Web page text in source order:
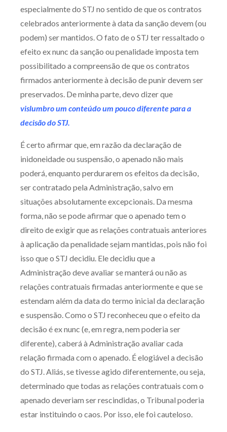
especialmente do STJ no sentido de que os contratos
celebrados anteriormente à data da sanção devem (ou
podem) ser mantidos. O fato de o STJ ter ressaltado o
efeito ex nunc da sanção ou penalidade imposta tem
possibilitado a compreensão de que os contratos
firmados anteriormente à decisão de punir devem ser
preservados. De minha parte, devo dizer que
vislumbro um conteúdo um pouco diferente para a
decisão do STJ.
É certo afirmar que, em razão da declaração de
inidoneidade ou suspensão, o apenado não mais
poderá, enquanto perdurarem os efeitos da decisão,
ser contratado pela Administração, salvo em
situações absolutamente excepcionais. Da mesma
forma, não se pode afirmar que o apenado tem o
direito de exigir que as relações contratuais anteriores
à aplicação da penalidade sejam mantidas, pois não foi
isso que o STJ decidiu. Ele decidiu que a
Administração deve avaliar se manterá ou não as
relações contratuais firmadas anteriormente e que se
estendam além da data do termo inicial da declaração
e suspensão. Como o STJ reconheceu que o efeito da
decisão é ex nunc (e, em regra, nem poderia ser
diferente), caberá à Administração avaliar cada
relação firmada com o apenado. É elogiável a decisão
do STJ. Aliás, se tivesse agido diferentemente, ou seja,
determinado que todas as relações contratuais com o
apenado deveriam ser rescindidas, o Tribunal poderia
estar instituindo o caos. Por isso, ele foi cauteloso.